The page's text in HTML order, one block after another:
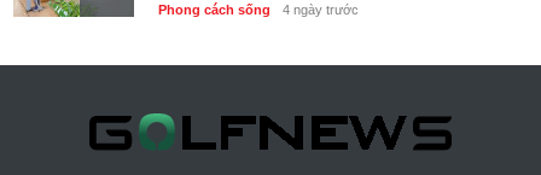
Phong cách sống 4 ngày trước
Thành lập Trung tâm Giải mã lượng tử Quang
Phong cách sống 4 ngày trước